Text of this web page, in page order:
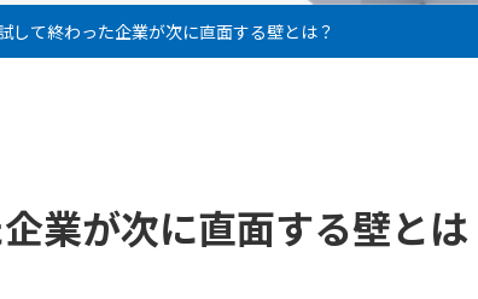
して終わった企業が次に直面する壁とは？
業が次に直面する壁とは